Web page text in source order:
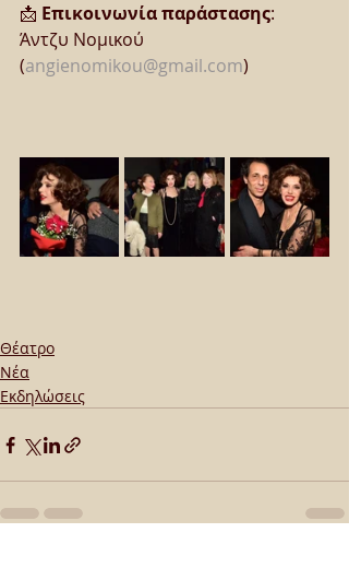
📩 Επικοινωνία παράστασης:
Άντζυ Νομικού
(angienomikou@gmail.com)
Θέατρο
Νέα
Εκδηλώσεις